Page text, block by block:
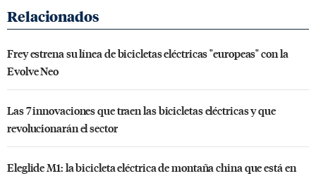
Frey estrena su línea de bicicletas eléctricas "europeas" con la
Evolve Neo
Las 7 innovaciones que traen las bicicletas eléctricas y que
revolucionarán el sector
Eleglide M1: la bicicleta eléctrica de montaña china que está en